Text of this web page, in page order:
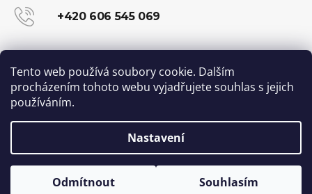
Tento web používá soubory cookie. Dalším
procházením tohoto webu vyjadřujete souhlas s jejich
používáním.
Nastavení
Odmítnout Souhlasím
+420 606 545 069
Vytvořil Shoptet
© 2026 Kanekalon-STORE.cz. Všechna práva
vyhrazena.Upravit nastavení cookies